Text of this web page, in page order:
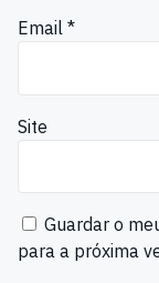
Email *
Site
Guardar o
para a próxima